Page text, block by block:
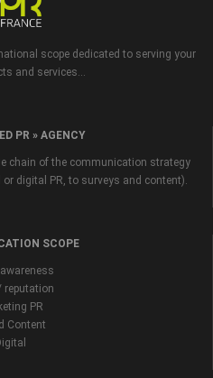
scope dedicated to serving your
and services...
PR » AGENCY
chain of the communication strategy
digital PR, to surveys and content).
SCOPE
reputation
PR
Content